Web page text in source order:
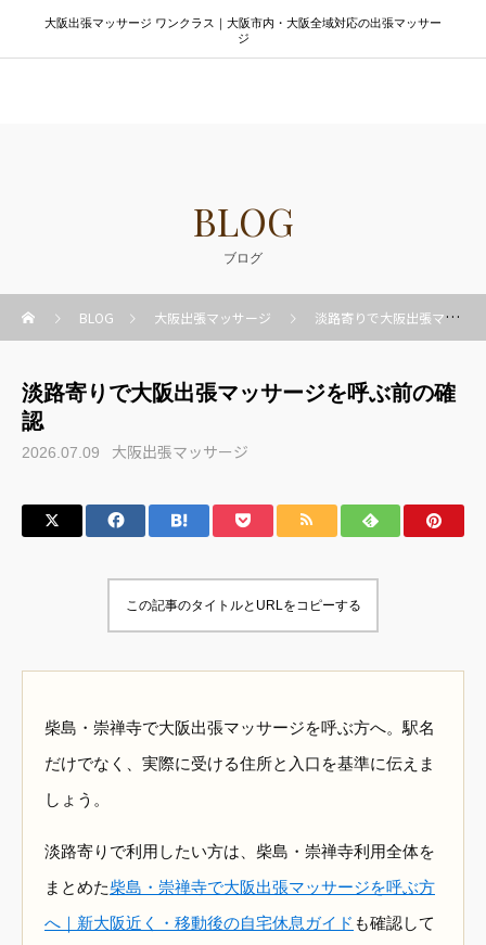
大阪出張マッサージ ワンクラス｜大阪市内・大阪全域対応の出張マッサー
ジ
BLOG
ブログ
BLOG 大阪出張マッサージ 淡路寄りで大阪出張マッサージを呼ぶ前の確認
淡路寄りで大阪出張マッサージを呼ぶ前の確
認
2026.07.09 大阪出張マッサージ
この記事のタイトルとURLをコピーする
柴島・崇禅寺で大阪出張マッサージを呼ぶ方へ。駅名
だけでなく、実際に受ける住所と入口を基準に伝えま
しょう。
淡路寄りで利用したい方は、柴島・崇禅寺利用全体を
まとめた柴島・崇禅寺で大阪出張マッサージを呼ぶ方
へ｜新大阪近く・移動後の自宅休息ガイド も確認して